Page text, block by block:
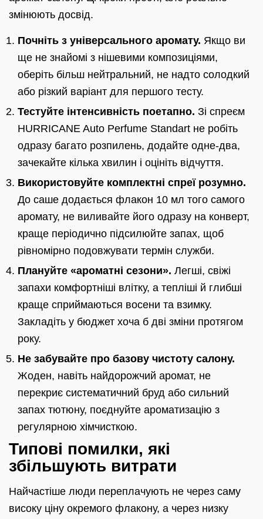
змінюють досвід.
Почніть з універсального аромату. Якщо ви
ще не знайомі з нішевими композиціями,
оберіть більш нейтральний, не надто солодкий
або різкий варіант для першого тесту.
Тестуйте інтенсивність поетапно. Зі спреєм
HURRICANE Auto Perfume Standart не робіть
одразу багато розпилень, додайте одне‑два,
зачекайте кілька хвилин і оцініть відчуття.
Використовуйте комплектні спреї розумно.
До саше додається флакон 10 мл того самого
аромату, не виливайте його одразу на конверт,
краще періодично підсилюйте запах, щоб
рівномірно подовжувати термін служби.
Плануйте «ароматні сезони». Легші, свіжі
запахи комфортніші влітку, а тепліші й глибші
краще сприймаються восени та взимку.
Закладіть у бюджет хоча б дві зміни протягом
року.
Не забувайте про базову чистоту салону.
Жоден, навіть найдорожчий аромат, не
перекриє систематичний бруд або сильний
запах тютюну, поєднуйте ароматизацію з
регулярною хімчисткою.
Типові помилки, які
збільшують витрати
Найчастіше люди переплачують не через саму
високу ціну окремого флакону, а через низку